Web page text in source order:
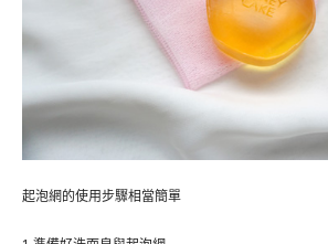
起泡網的使用步驟相當簡單